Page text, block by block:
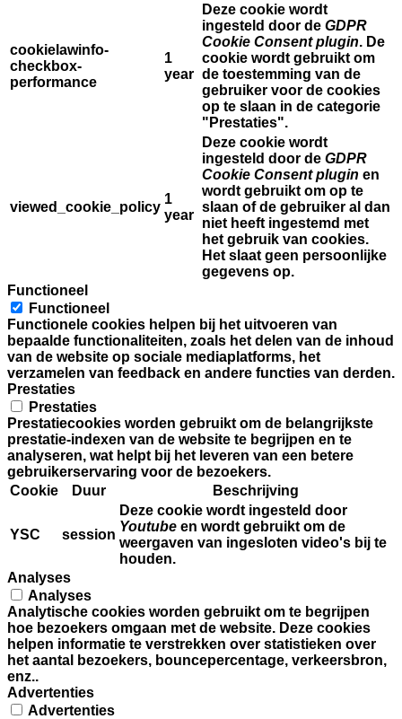
cookielawinfo-
checkbox-
performance
1
year
Deze cookie wordt
ingesteld door de GDPR
Cookie Consent plugin. De
cookie wordt gebruikt om
de toestemming van de
gebruiker voor de cookies
op te slaan in de categorie
"Prestaties".
viewed_cookie_policy
1
year
Deze cookie wordt
ingesteld door de GDPR
Cookie Consent plugin en
wordt gebruikt om op te
slaan of de gebruiker al dan
niet heeft ingestemd met
het gebruik van cookies.
Het slaat geen persoonlijke
gegevens op.
Functioneel
Functioneel
Functionele cookies helpen bij het uitvoeren van
bepaalde functionaliteiten, zoals het delen van de inhoud
van de website op sociale mediaplatforms, het
verzamelen van feedback en andere functies van derden.
Prestaties
Prestaties
Prestatiecookies worden gebruikt om de belangrijkste
prestatie-indexen van de website te begrijpen en te
analyseren, wat helpt bij het leveren van een betere
gebruikerservaring voor de bezoekers.
Cookie
Duur Beschrijving
YSC session
Deze cookie wordt ingesteld door
Youtube en wordt gebruikt om de
weergaven van ingesloten video's bij te
houden.
Analyses
Analyses
Analytische cookies worden gebruikt om te begrijpen
hoe bezoekers omgaan met de website. Deze cookies
helpen informatie te verstrekken over statistieken over
het aantal bezoekers, bouncepercentage, verkeersbron,
enz..
Advertenties
Advertenties